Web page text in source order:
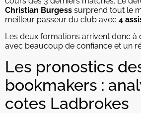
Christian Burgess surprend tout le
meilleur passeur du club avec 4
Les deux formations arrivent donc à
avec beaucoup de confiance et un
Les pronostics
bookmakers :
cotes Ladbrokes